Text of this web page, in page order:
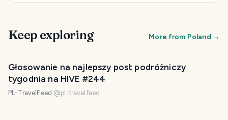
Keep exploring More from Poland →
Głosowanie na najlepszy post podróżniczy
tygodnia na HIVE #244
PL-TravelFeed @pl-travelfeed